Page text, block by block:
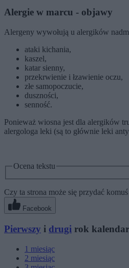
Alergie w marcu - objawy
Alergeny wywołują u alergików
ataki kichania,
kaszel,
katar sienny,
przekrwienie i łzawienie oczu,
złe samopoczucie,
duszności,
senność.
Ponieważ wiosna jest dla alergików
alergologa leki (są to głównie leki
Ocena tekstu
Czy ta strona może się przydać
Facebook
Pierwszy i drugi rok
1 miesiąc
2 miesiąc